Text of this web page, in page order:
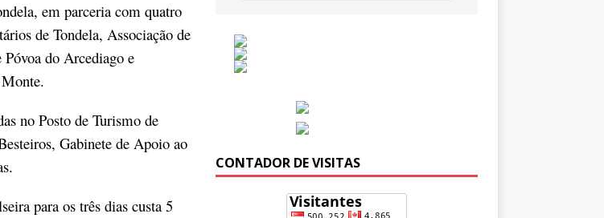
em parceria com quatro
de Tondela, Associação de
do Arcediago e
no Posto de Turismo de
Gabinete de Apoio ao
para os três dias custa 5
CONTADOR DE VISITAS